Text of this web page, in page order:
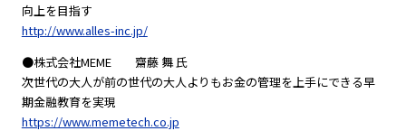
向上を目指す
http://www.alles-inc.jp/
●株式会社MEME 齋藤 舞 氏
次世代の大人が前の世代の大人よりもお金の管理を上手にできる早
期金融教育を実現
https://www.memetech.co.jp